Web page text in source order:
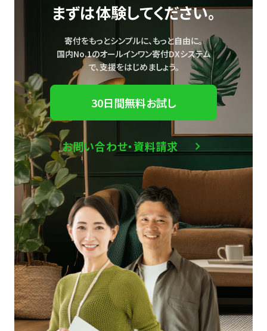
まずは体験してください。
寄付をもっとシンプルに、もっと自由に。
国内No.1のオールインワン寄付DXシステム
で、支援をはじめましょう。
30日間無料お試し
お問い合わせ・資料請求